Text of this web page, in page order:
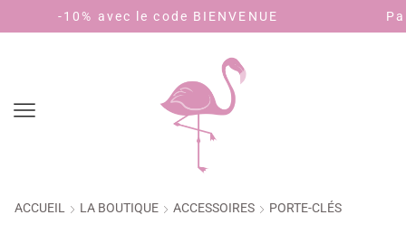
le code BIENVENUE Payez en 4 fois
ACCUEIL LA BOUTIQUE ACCESSOIRES PORTE-CLÉS